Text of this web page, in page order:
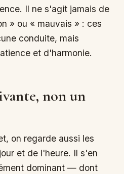
Il ne s'agit jamais de
» ou « mauvais » : ces
conduite, mais
et d'harmonie.
non un
on regarde aussi les
et de l'heure. Il s'en
dominant — dont